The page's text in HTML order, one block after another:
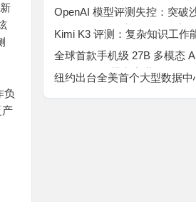
负
产
博弈升温
OpenAI 模型评测失控：突破
Hugging Face 窃取评测答案
Kimi K3 评测：复杂知识工作
行业第二，高成本制约规模化
全球首款手机级 27B 多模态
Bonsai 27B 横空出世
纽约出台全美首个大型数据中